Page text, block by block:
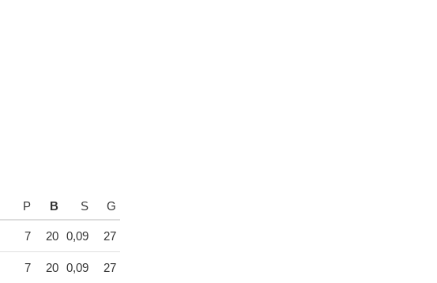
P B S G
7 20 0,09 27
7 20 0,09 27